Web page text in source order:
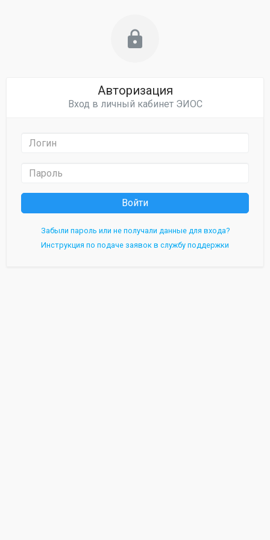
lock
Авторизация
Вход в личный кабинет ЭИОС
Войти
Забыли пароль или не получали данные для входа?
Инструкция по подаче заявок в службу поддержки